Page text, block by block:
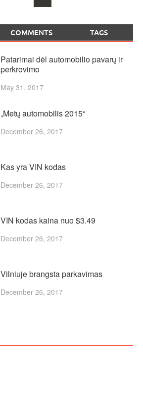
COMMENTS TAGS
Patarimai dėl automobilio pavarų ir
perkrovimo
May 31, 2017
„Metų automobilis 2015“
December 26, 2017
Kas yra VIN kodas
December 26, 2017
VIN kodas kaina nuo $3.49
December 26, 2017
Vilniuje brangsta parkavimas
December 26, 2017